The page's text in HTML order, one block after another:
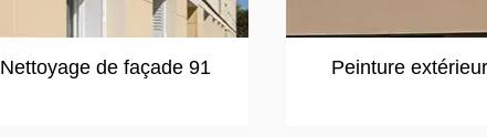
Nettoyage de façade 91 Peinture